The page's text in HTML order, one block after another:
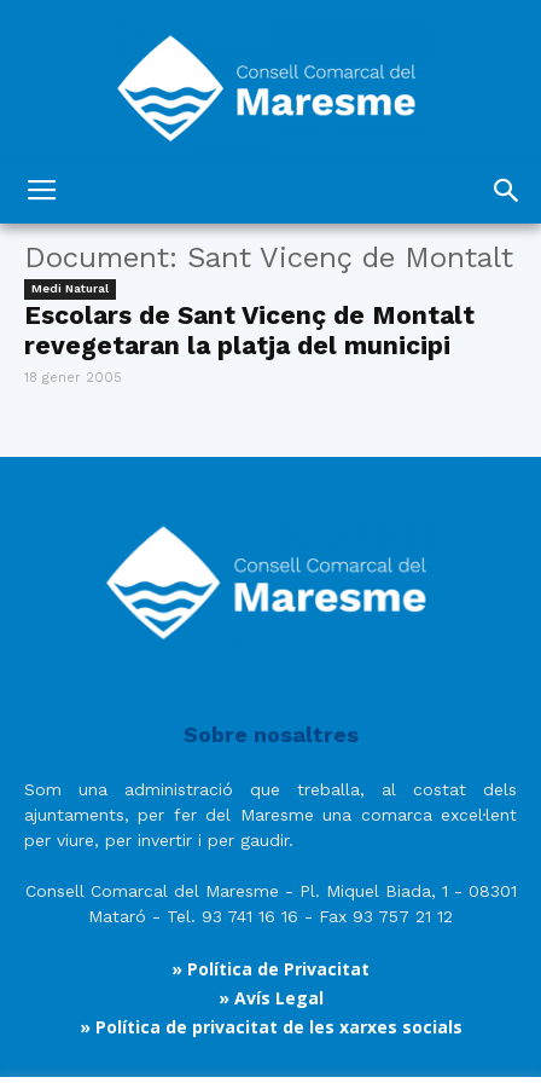
Comarcal
Document: Sant Vicenç de Montalt
Medi Natural
Escolars de Sant Vicenç de Montalt
revegetaran la platja del municipi
18 gener 2005
Sobre nosaltres
Som una administració que treballa, al costat dels
ajuntaments, per fer del Maresme una comarca excel·lent
per viure, per invertir i per gaudir.
Consell Comarcal del Maresme - Pl. Miquel Biada, 1 - 08301
Mataró - Tel. 93 741 16 16 - Fax 93 757 21 12
» Política de Privacitat
» Avís Legal
» Política de privacitat de les xarxes socials